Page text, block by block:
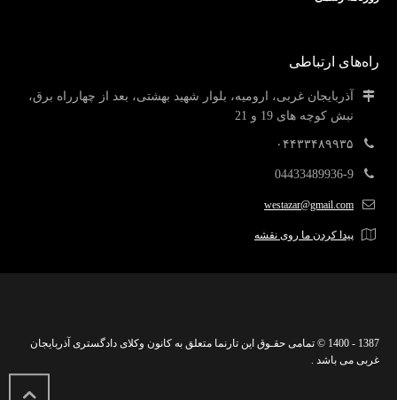
راه‌های ارتباطی
آذربایجان غربی، ارومیه، بلوار شهید بهشتی، بعد از چهارراه برق،
نبش کوچه های 19 و 21
۰۴۴۳۳۴۸۹۹۳۵
04433489936-9
westazar@gmail.com
پیدا کردن ما روی نقشه
1387 - 1400 © تمامی حقـوق این تارنما متعلق به کانون وکلای دادگستری آذربایجان
غربی می باشد .